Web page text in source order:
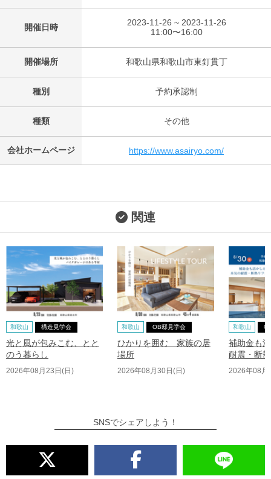
開催日時
2023-11-26 ~ 2023-11-26
11:00〜16:00
開催場所 和歌山県和歌山市東釘貫丁
種別 予約承認制
種類 その他
会社ホームページ https://www.asairyo.com/
関連
和歌山 構造見学会
光と風が包みこむ、とと
のう暮らし
2026年08月23日(日)
和歌山 OB邸見学会
ひかりを囲む 家族の居
場所
2026年08月30日(日)
和歌山
補助金も
耐震・断
2026年08月
SNSでシェアしよう！